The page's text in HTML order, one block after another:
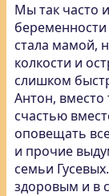
Мы так часто
стала мамой,
колкости и
слишком
Антон, вместо
счастью
оповещать
и прочие
семьи
здоровым и в